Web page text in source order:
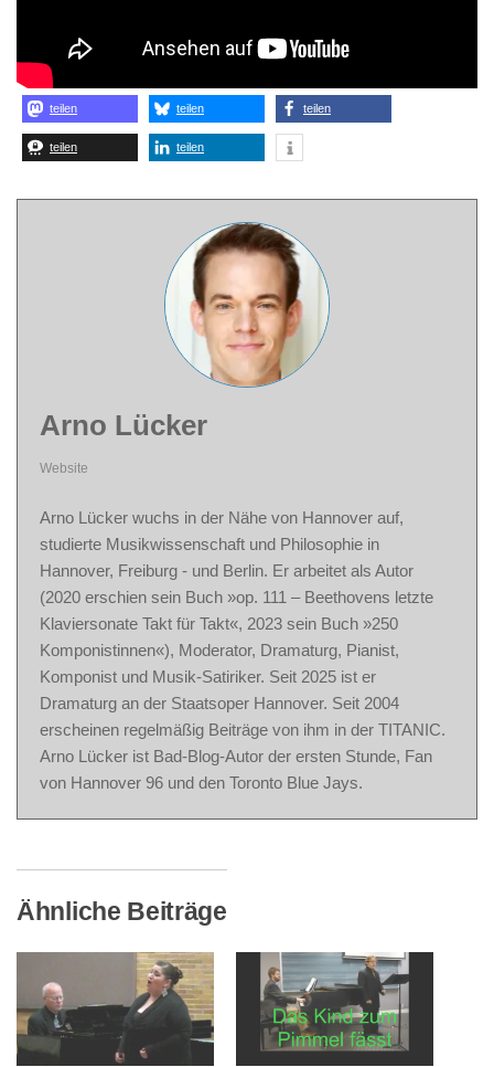
teilen teilen teilen
teilen teilen
Arno Lücker
Website
Arno Lücker wuchs in der Nähe von Hannover auf,
studierte Musikwissenschaft und Philosophie in
Hannover, Freiburg - und Berlin. Er arbeitet als Autor
(2020 erschien sein Buch »op. 111 – Beethovens letzte
Klaviersonate Takt für Takt«, 2023 sein Buch »250
Komponistinnen«), Moderator, Dramaturg, Pianist,
Komponist und Musik-Satiriker. Seit 2025 ist er
Dramaturg an der Staatsoper Hannover. Seit 2004
erscheinen regelmäßig Beiträge von ihm in der TITANIC.
Arno Lücker ist Bad-Blog-Autor der ersten Stunde, Fan
von Hannover 96 und den Toronto Blue Jays.
Ähnliche Beiträge